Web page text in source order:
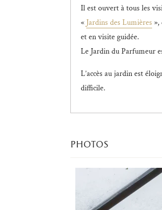
Il est ouvert à tous les
« Jardins des Lumières »,
et en visite guidée.
Le Jardin du Parfumeur
L’accès au jardin est
difficile.
photos